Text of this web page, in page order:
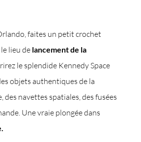
faites un petit crochet
, le lieu de lancement de la
le splendide Kennedy Space
objets authentiques de la
des navettes spatiales, des fusées
Une vraie plongée dans